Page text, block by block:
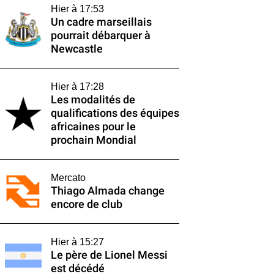
Hier à 17:53
Un cadre marseillais
pourrait débarquer à
Newcastle
Hier à 17:28
Les modalités de
qualifications des équipes
africaines pour le
prochain Mondial
Mercato
Thiago Almada change
encore de club
Hier à 15:27
Le père de Lionel Messi
est décédé